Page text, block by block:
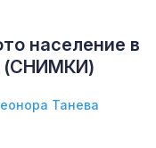
население в
(СНИМКИ)
Танева